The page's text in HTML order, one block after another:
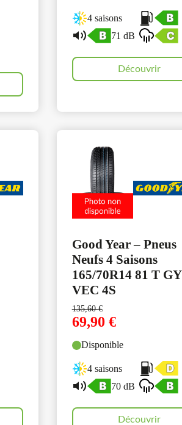
4 saisons
71 dB
Découvrir
Good Year – Pneus
Neufs 4 Saisons
165/70R14 81 T GY
VEC 4S
135,60€
69,90 €
Disponible
4 saisons
70 dB
Découvrir